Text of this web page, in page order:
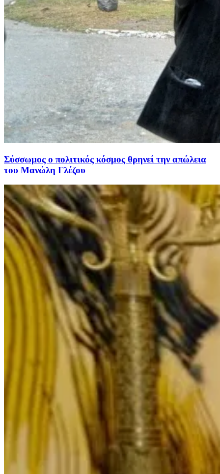
Σύσσωμος ο πολιτικός κόσμος θρηνεί την απώλεια
του Μανώλη Γλέζου